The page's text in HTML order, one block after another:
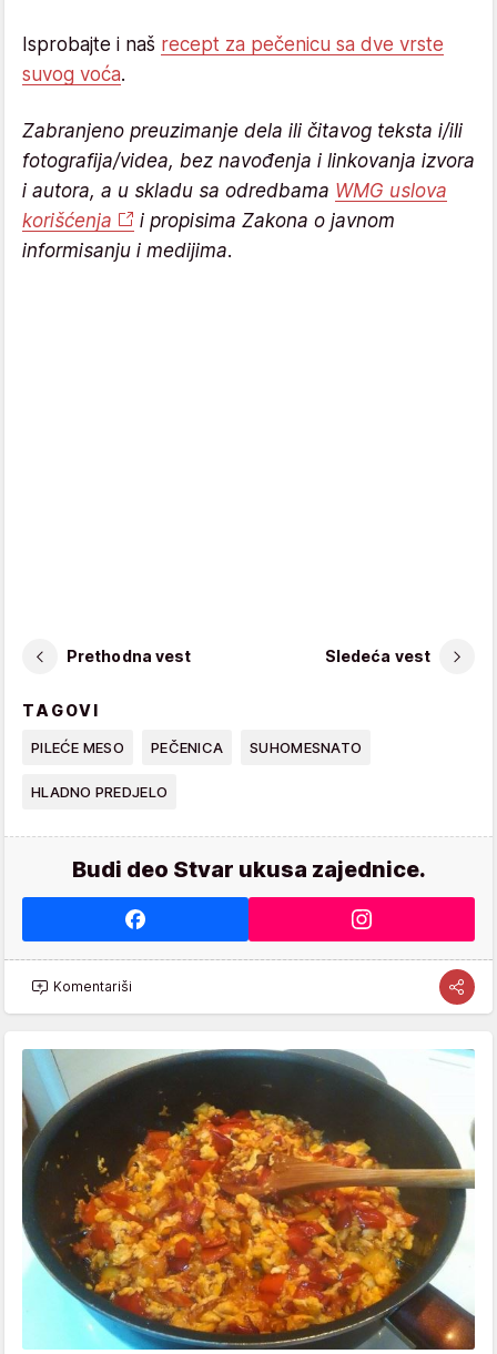
Isprobajte i naš recept za pečenicu sa dve vrste
suvog voća.
Zabranjeno preuzimanje dela ili čitavog teksta i/ili
fotografija/videa, bez navođenja i linkovanja izvora
i autora, a u skladu sa odredbama WMG uslova
korišćenja
i propisima Zakona o javnom
informisanju i medijima.
Prethodna vest Sledeća vest
TAGOVI
PILEĆE MESO PEČENICA SUHOMESNATO
HLADNO PREDJELO
Budi deo Stvar ukusa zajednice.
Komentariši